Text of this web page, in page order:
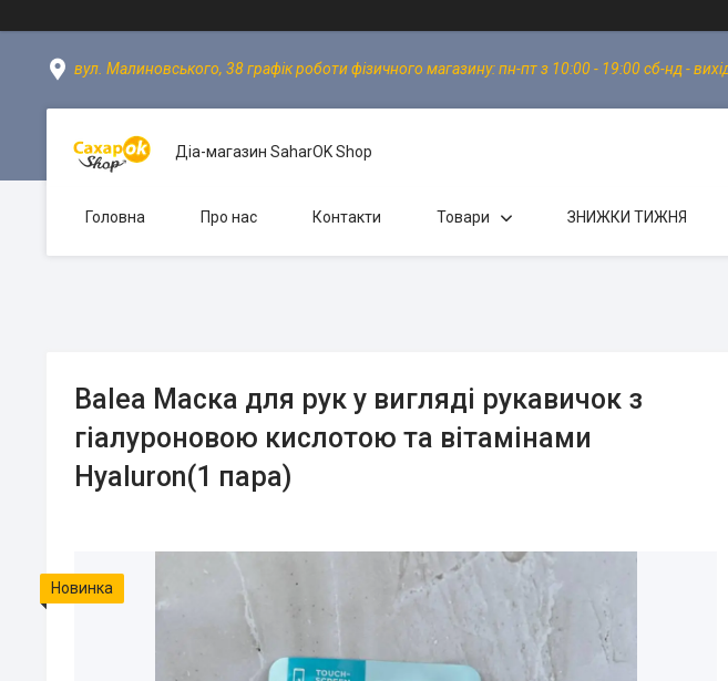
вул. Малиновського, 38 графік роботи фізичного магазину: пн-пт з 10:00 - 19:00 сб-нд -
Діа-магазин SaharOK Shop
Головна Про нас Контакти Товари ЗНИЖКИ ТИЖНЯ
Balea Маска для рук у вигляді рукавичок з
гіалуроновою кислотою та вітамінами
Hyaluron(1 пара)
Новинка